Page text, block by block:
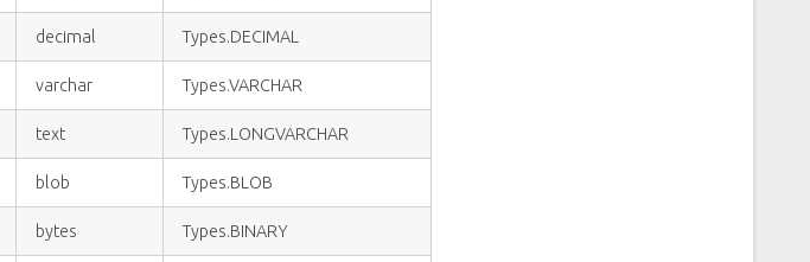
decimal Types.DECIMAL
varchar Types.VARCHAR
text Types.LONGVARCHAR
blob Types.BLOB
bytes Types.BINARY